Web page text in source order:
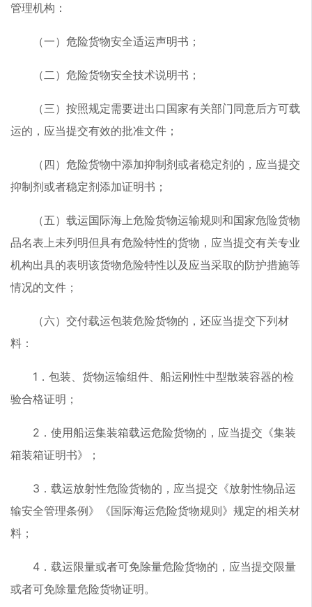
管理机构：
（一）危险货物安全适运声明书；
（二）危险货物安全技术说明书；
（三）按照规定需要进出口国家有关部门同意后方可载
运的，应当提交有效的批准文件；
（四）危险货物中添加抑制剂或者稳定剂的，应当提交
抑制剂或者稳定剂添加证明书；
（五）载运国际海上危险货物运输规则和国家危险货物
品名表上未列明但具有危险特性的货物，应当提交有关专业
机构出具的表明该货物危险特性以及应当采取的防护措施等
情况的文件；
（六）交付载运包装危险货物的，还应当提交下列材
料：
1．包装、货物运输组件、船运刚性中型散装容器的检
验合格证明；
2．使用船运集装箱载运危险货物的，应当提交《集装
箱装箱证明书》；
3．载运放射性危险货物的，应当提交《放射性物品运
输安全管理条例》《国际海运危险货物规则》规定的相关材
料；
4．载运限量或者可免除量危险货物的，应当提交限量
或者可免除量危险货物证明。